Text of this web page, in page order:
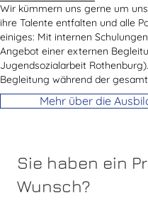
Wir kümmern uns gerne um
ihre Talente entfalten und alle
einiges: Mit internen
Angebot einer externen
Jugendsozialarbeit
Begleitung während der
Mehr über die
Sie haben ein
Wunsch?